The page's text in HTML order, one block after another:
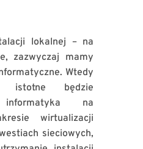
lokalnej – na
zazwyczaj mamy
Wtedy
istotne będzie
informatyka na
wirtualizacji
sieciowych,